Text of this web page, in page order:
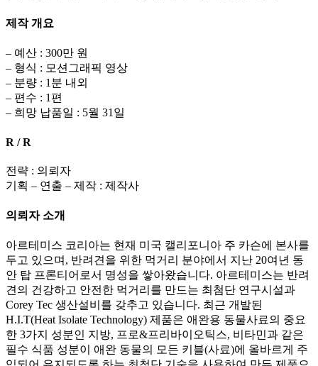
제작 개요
– 예산 : 300만 원
– 형식 : 모션그래픽 영상
– 분량 : 1분 내외
– 편수 : 1편
– 희망 납품일 : 5월 31일
R / R
전략 : 의뢰자
기획 – 연출 – 제작 : 제작사
의뢰자 소개
아르테미스 코리아는 현재 미국 캘리포니아 주 카슨에 본사를
두고 있으며, 반려견을 위한 먹거리 분야에서 지난 20여년 동
안 탑 프론티어로서 명성을 쌓아왔습니다. 아르테미스는 반려
견의 건강하고 안전한 먹거리를 만드는 최첨단 연구시설과
Corey Tec 생산설비를 갖추고 있습니다. 최근 개발된
H.I.T(Heat Isolate Technology) 제품은 애완용 동물사료의 중요
한 3가지 성분인 지방, 프로&프리바이오틱스, 비타민과 같은
필수 식품 성분이 애완 동물의 모든 키블(사료)에 올바르게 주